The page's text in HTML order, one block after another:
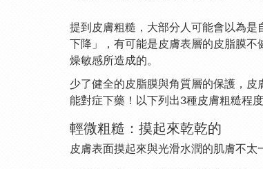
提到皮膚粗糙，大部分人可能會以為
下降」，有可能是皮膚表層的皮脂膜
燥敏感所造成的。
少了健全的皮脂膜與角質層的保護，
能對症下藥！以下列出3種皮膚粗糙程度
輕微粗糙：摸起來乾乾的
皮膚表面摸起來與光滑水潤的肌膚不太